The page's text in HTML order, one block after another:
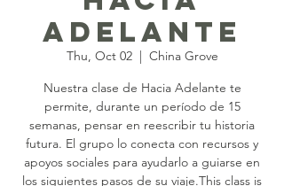
Adelante
Thu, Oct 02
  |
China Grove
Nuestra clase de Hacia Adelante te
permite, durante un período de 15
semanas, pensar en reescribir tu historia
futura. El grupo lo conecta con recursos y
apoyos sociales para ayudarlo a guiarse en
los siguientes pasos de su viaje.This class is